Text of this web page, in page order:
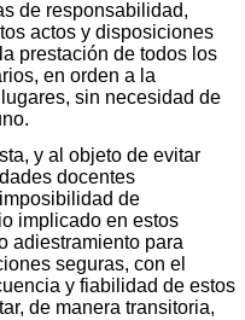
de responsabilidad,
actos y disposiciones
prestación de todos los
en orden a la
sin necesidad de
y al objeto de evitar
docentes
de
implicado en estos
adiestramiento para
seguras, con el
y fiabilidad de estos
de manera transitoria,